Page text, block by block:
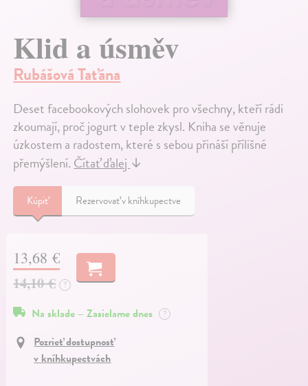
Klid a úsměv
Rubášová Taťána
Deset facebookových slohovek pro všechny, kteří rádi
zkoumají, proč jogurt v teple zkysl. Kniha se věnuje
úzkostem a radostem, které s sebou přináší přílišné
přemýšlení. Čítať ďalej ↓
Kúpiť Rezervovať v kníhkupectve
13,68 €
14,10 € ?
Na sklade – Zasielame dnes ?
Pozrieť dostupnosť
v kníhkupectvách